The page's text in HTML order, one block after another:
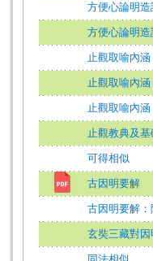
方便心論明
方便心論明
止觀取喻內涵
止觀取喻內涵
止觀取喻內涵
止觀教典及
可得相似
古因明要解
古因明要解
玄奘三藏對